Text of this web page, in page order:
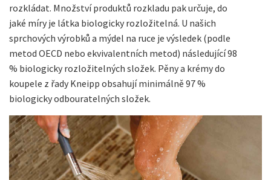
rozkládat. Množství produktů rozkladu pak určuje, do
jaké míry je látka biologicky rozložitelná. U našich
sprchových výrobků a mýdel na ruce je výsledek (podle
metod OECD nebo ekvivalentních metod) následující 98
% biologicky rozložitelných složek. Pěny a krémy do
koupele z řady Kneipp obsahují minimálně 97 %
biologicky odbouratelných složek.